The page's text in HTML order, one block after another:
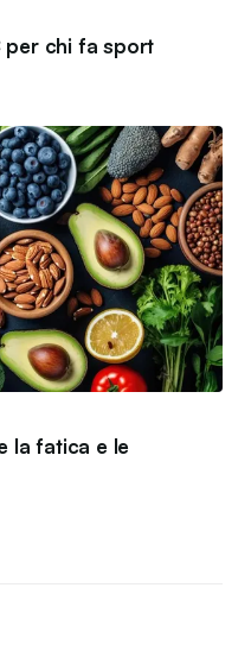
per chi fa sport
la fatica e le